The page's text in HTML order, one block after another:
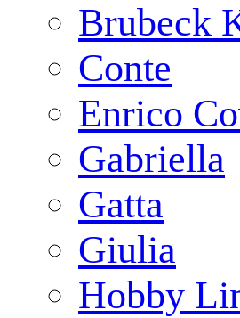
Brubeck
Conte
Enrico
Gabriella
Gatta
Giulia
Hobby